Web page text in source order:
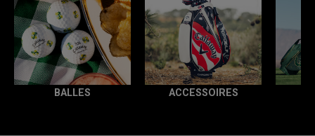
BALLES ACCESSOIRES